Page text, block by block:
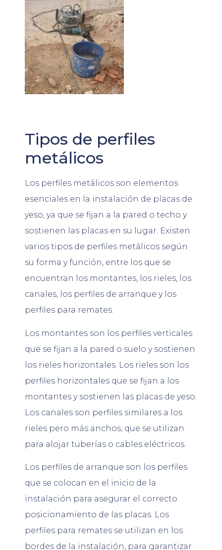
Tipos de perfiles
metálicos
Los perfiles metálicos son elementos
esenciales en la instalación de placas de
yeso, ya que se fijan a la pared o techo y
sostienen las placas en su lugar. Existen
varios tipos de perfiles metálicos según
su forma y función, entre los que se
encuentran los montantes, los rieles, los
canales, los perfiles de arranque y los
perfiles para remates.
Los montantes son los perfiles verticales
que se fijan a la pared o suelo y sostienen
los rieles horizontales. Los rieles son los
perfiles horizontales que se fijan a los
montantes y sostienen las placas de yeso.
Los canales son perfiles similares a los
rieles pero más anchos, que se utilizan
para alojar tuberías o cables eléctricos.
Los perfiles de arranque son los perfiles
que se colocan en el inicio de la
instalación para asegurar el correcto
posicionamiento de las placas. Los
perfiles para remates se utilizan en los
bordes de la instalación, para garantizar